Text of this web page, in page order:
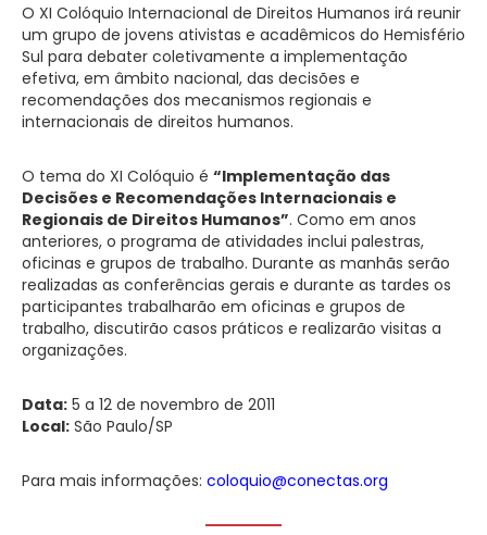
O XI Colóquio Internacional de Direitos Humanos irá reunir
um grupo de jovens ativistas e acadêmicos do Hemisfério
Sul para debater coletivamente a implementação
efetiva, em âmbito nacional, das decisões e
recomendações dos mecanismos regionais e
internacionais de direitos humanos.
O tema do XI Colóquio é “Implementação das
Decisões e Recomendações Internacionais e
Regionais de Direitos Humanos”. Como em anos
anteriores, o programa de atividades inclui palestras,
oficinas e grupos de trabalho. Durante as manhãs serão
realizadas as conferências gerais e durante as tardes os
participantes trabalharão em oficinas e grupos de
trabalho, discutirão casos práticos e realizarão visitas a
organizações.
Data: 5 a 12 de novembro de 2011
Local: São Paulo/SP
Para mais informações: coloquio@conectas.org